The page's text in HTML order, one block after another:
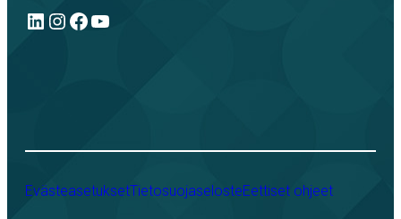
LinkedIn
Instagram
Facebook
YouTube
EvästeasetuksetTietosuojaselosteEettiset ohjeet